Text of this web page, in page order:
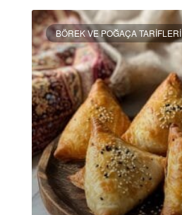
BÖREK VE POĞAÇA TARIFLERI